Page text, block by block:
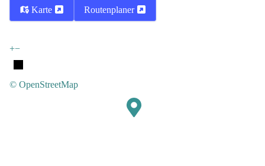
Karte Routenplaner
+−
© OpenStreetMap